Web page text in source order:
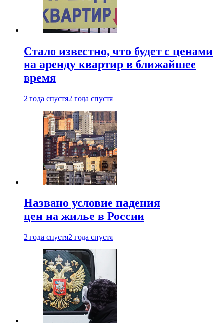
Стало известно, что будет с ценами
на аренду квартир в ближайшее
время
2 года спустя2 года спустя
Названо условие падения
цен на жилье в России
2 года спустя2 года спустя